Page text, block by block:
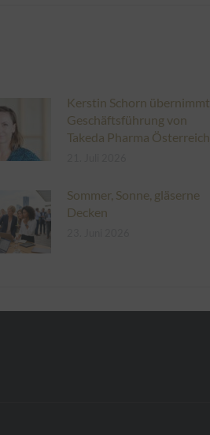
Kerstin Schorn übernimmt
Geschäftsführung von
Takeda Pharma Österreich
Sommer, Sonne, gläserne
Decken